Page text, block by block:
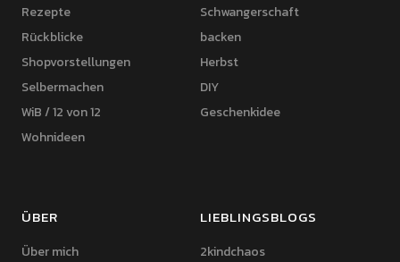
Rezepte
Rückblicke
Shopvorstellungen
Selbermachen
WiB / 12 von 12
Wohnideen
Schwangerschaft
backen
Herbst
DIY
Geschenkidee
ÜBER
Über mich
LIEBLINGSBLOGS
2kindchaos